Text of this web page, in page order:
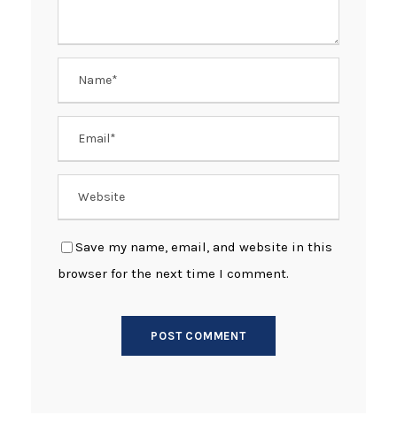
Save my name, email, and website in this
browser for the next time I comment.